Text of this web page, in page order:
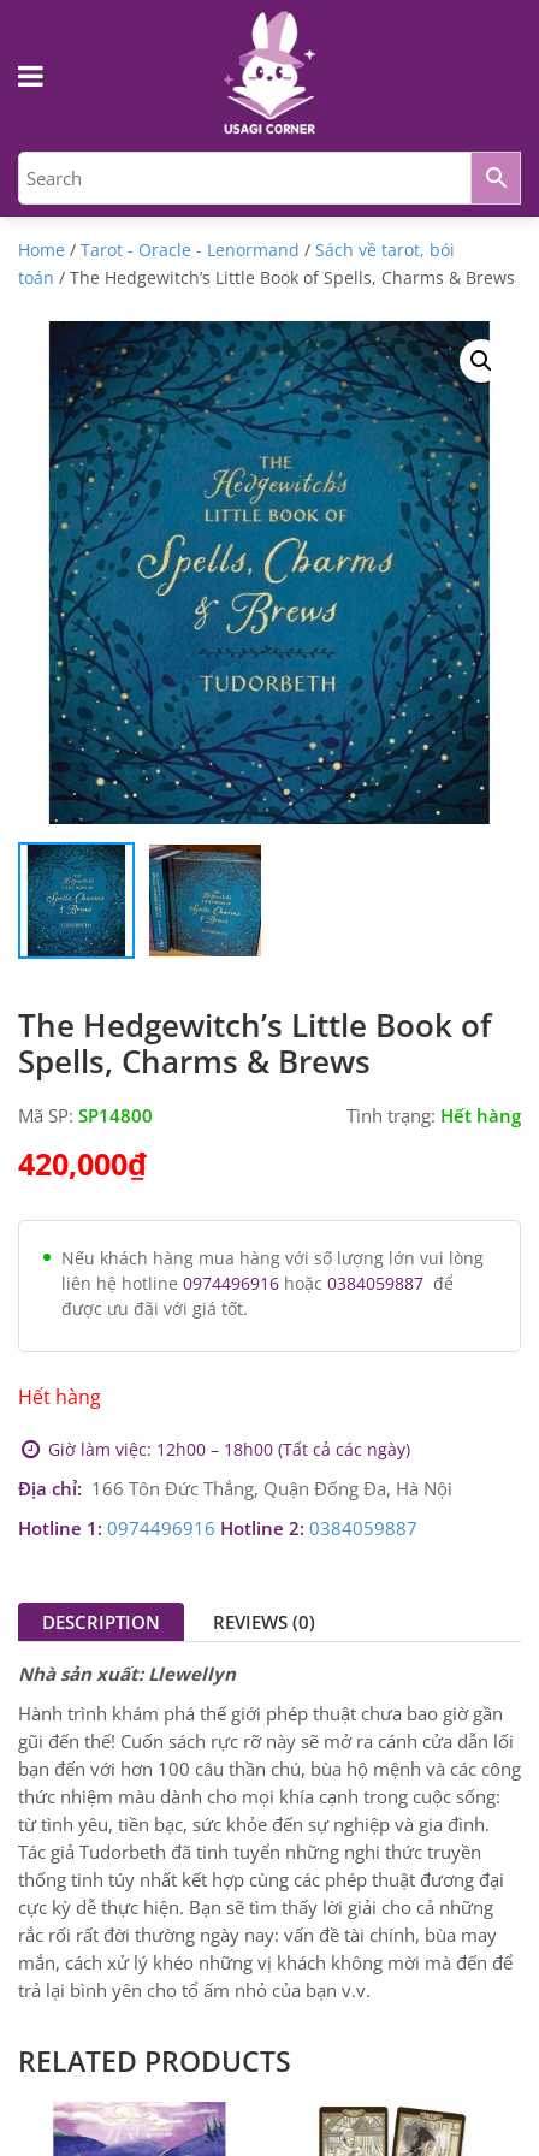
Home / Tarot - Oracle - Lenormand / Sách về tarot, bói
toán / The Hedgewitch’s Little Book of Spells, Charms & Brews
The Hedgewitch’s Little Book of
Spells, Charms & Brews
Mã SP: SP14800 Tình trạng: Hết hàng
420,000₫
Nếu khách hàng mua hàng với số lượng lớn vui lòng
liên hệ hotline 0974496916 hoặc 0384059887 để
được ưu đãi với giá tốt.
Hết hàng
Giờ làm việc: 12h00 – 18h00 (Tất cả các ngày)
Địa chỉ: 166 Tôn Đức Thắng, Quận Đống Đa, Hà Nội
Hotline 1: 0974496916 Hotline 2: 0384059887
DESCRIPTION REVIEWS (0)
Nhà sản xuất: Llewellyn
Hành trình khám phá thế giới phép thuật chưa bao giờ gần
gũi đến thế! Cuốn sách rực rỡ này sẽ mở ra cánh cửa dẫn lối
bạn đến với hơn 100 câu thần chú, bùa hộ mệnh và các công
thức nhiệm màu dành cho mọi khía cạnh trong cuộc sống:
từ tình yêu, tiền bạc, sức khỏe đến sự nghiệp và gia đình.
Tác giả Tudorbeth đã tinh tuyển những nghi thức truyền
thống tinh túy nhất kết hợp cùng các phép thuật đương đại
cực kỳ dễ thực hiện. Bạn sẽ tìm thấy lời giải cho cả những
rắc rối rất đời thường ngày nay: vấn đề tài chính, bùa may
mắn, cách xử lý khéo những vị khách không mời mà đến để
trả lại bình yên cho tổ ấm nhỏ của bạn v.v.
RELATED PRODUCTS